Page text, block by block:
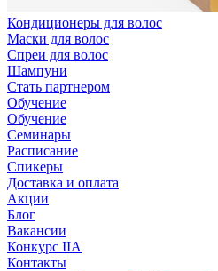
Кондиционеры для волос
Маски для волос
Спреи для волос
Шампуни
Стать партнером
Обучение
Обучение
Семинары
Расписание
Спикеры
Доставка и оплата
Акции
Блог
Вакансии
Конкурс IIA
Контакты